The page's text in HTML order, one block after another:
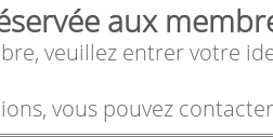
aux
veuillez entrer votre
vous pouvez